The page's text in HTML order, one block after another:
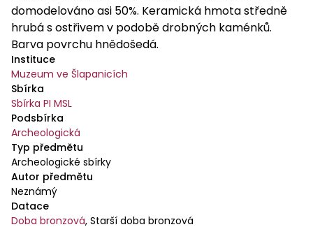
domodelováno asi 50%. Keramická hmota středně
hrubá s ostřivem v podobě drobných kaménků.
Barva povrchu hnědošedá.
Instituce
Muzeum ve Šlapanicích
Sbírka
Sbírka PI MSL
Podsbírka
Archeologická
Typ předmětu
Archeologické sbírky
Autor předmětu
Neznámý
Datace
Doba bronzová, Starší doba bronzová